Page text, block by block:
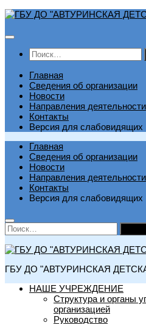
Перейти
содержимому
Найти:
Главная
Сведения об организации
Новости
Направления деятельности
Контакты
Версия для слабовидящих
Главная
Сведения об организации
Новости
Направления деятельности
Контакты
Версия для слабовидящих
Найти:
ГБУ ДО "АВТУРИНСКАЯ
НАШЕ УЧРЕЖДЕНИЕ
Структура и органы
организацией
Руководство